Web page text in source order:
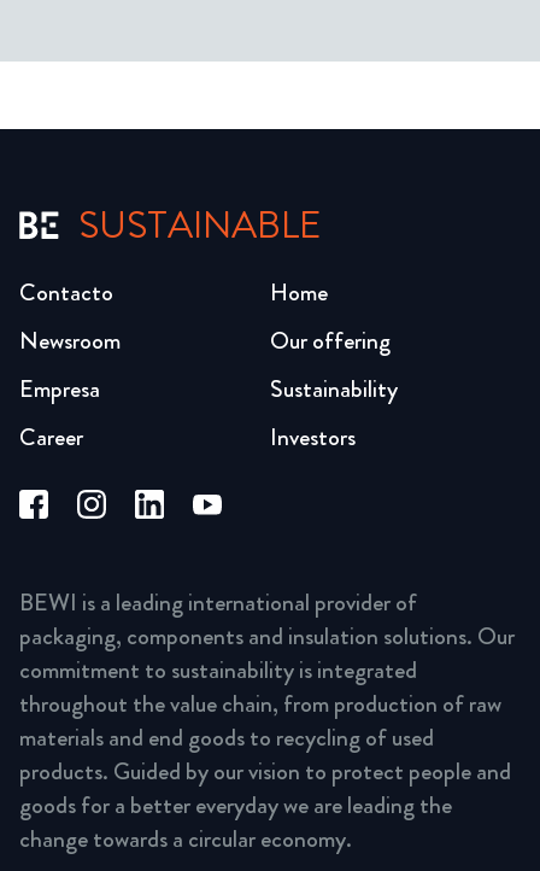
SUSTAINABLE
Home
Our offering
Sustainability
Investors
Newsroom
Empresa
Career
Contacto
BEWI is a leading international provider of
packaging, components and insulation solutions. Our
commitment to sustainability is integrated
throughout the value chain, from production of raw
materials and end goods to recycling of used
products. Guided by our vision to protect people and
goods for a better everyday we are leading the
change towards a circular economy.